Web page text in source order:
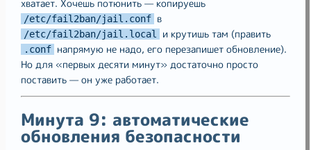
хватает. Хочешь потюнить — копируешь
/etc/fail2ban/jail.conf в
/etc/fail2ban/jail.local и крутишь там (править
.conf напрямую не надо, его перезапишет обновление).
Но для «первых десяти минут» достаточно просто
поставить — он уже работает.
Минута 9: автоматические
обновления безопасности